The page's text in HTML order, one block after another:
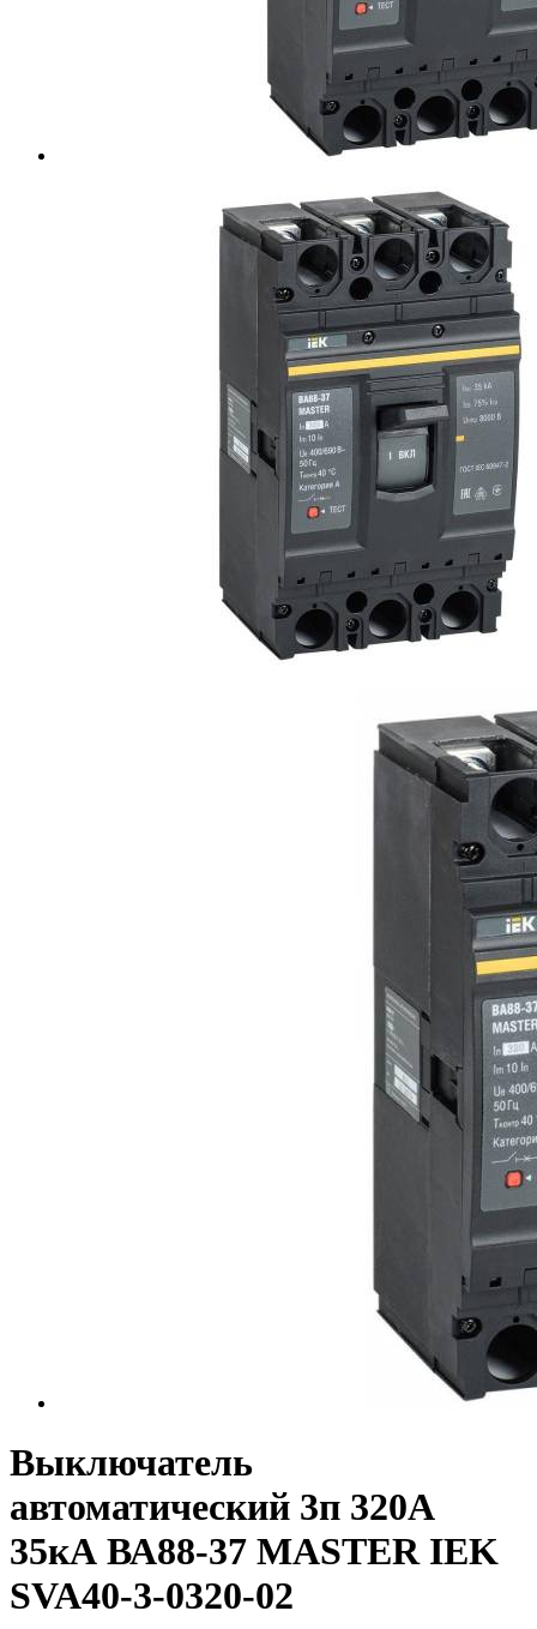
Выключатель
автоматический 3п 320А
35кА ВА88-37 MASTER IEK
SVA40-3-0320-02